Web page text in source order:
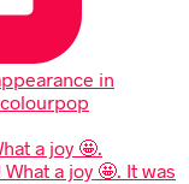
a joy 🤩.